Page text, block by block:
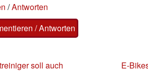
/Antworten
/ Antworten
soll auch
E-